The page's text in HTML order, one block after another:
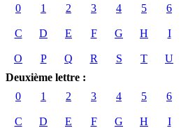
0
1 2 3 4 5 6
C D E F G H I
O P Q R S T U
Deuxième lettre :
0
1 2 3 4 5 6
C D E F G H I